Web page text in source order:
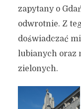
zapytany o
odwrotnie. Z
doświadczać
lubianych oraz
zielonych.